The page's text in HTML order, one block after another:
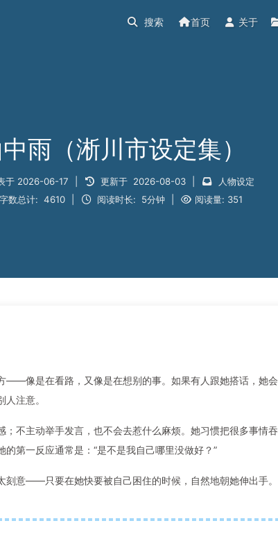
雨（淅川市设定集）
于 2026-06-17 更新于 2026-08-03
人物设定
字数总计: 4610 阅读时长: 5分钟 阅读量: 351
首页 关于
——像是在看路，又像是在想别的事。如果有人跟她搭话，她会
注意。
不主动举手发言，也不会去惹什么麻烦。她习惯把很多事情吞
第一反应通常是：“是不是我自己哪里没做好？”
意——只要在她快要被自己困住的时候，自然地朝她伸出手。